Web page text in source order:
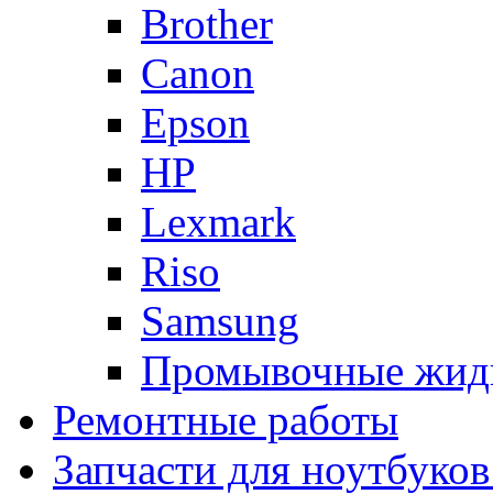
Brother
Canon
Epson
HP
Lexmark
Riso
Samsung
Промывочные
Ремонтные работы
Запчасти для